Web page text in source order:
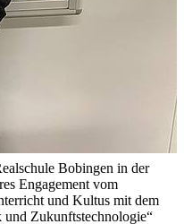
Bobingen in der
Engagement vom
und Kultus mit dem
Zukunftstechnologie“